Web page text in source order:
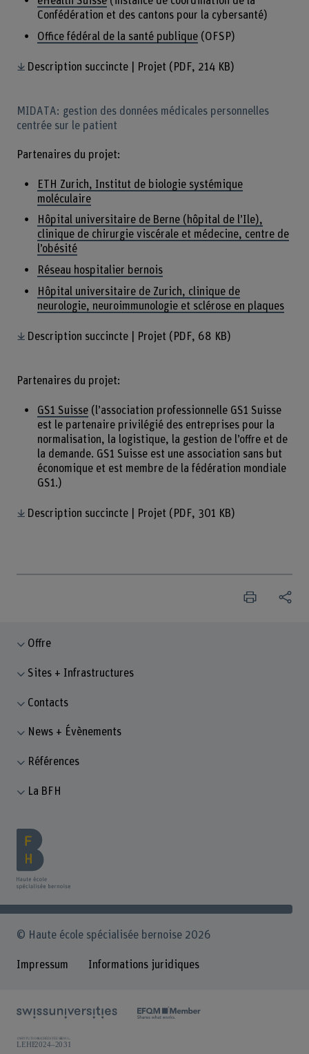
Confédération et des cantons pour la cybersanté)
Office fédéral de la santé publique(OFSP)
Description succincte | Projet (PDF, 214 KB)
MIDATA: gestion des données médicales personnelles
centrée sur le patient
Partenaires du projet:
ETH Zurich, Institut de biologie systémique
moléculaire
Hôpital universitaire de Berne (hôpital de l’Ile),
clinique de chirurgie viscérale et médecine, centre de
l’obésité
Réseau hospitalier bernois
Hôpital universitaire de Zurich, clinique de
neurologie, neuroimmunologie et sclérose en plaques
Description succincte | Projet (PDF, 68 KB)
Partenaires du projet:
GS1 Suisse(l’association professionnelle GS1 Suisse
est le partenaire privilégié des entreprises pour la
normalisation, la logistique, la gestion de l’offre et de
la demande. GS1 Suisse est une association sans but
économique et est membre de la fédération mondiale
GS1.)
Description succincte | Projet (PDF, 301 KB)
Offre
Sites + Infrastructures
Contacts
News + Évènements
Références
La BFH
© Haute école spécialisée bernoise 2026
Impressum Informations juridiques